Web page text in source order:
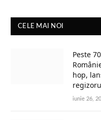
CELE MAI NOI
Peste
hop,
iunie 26,